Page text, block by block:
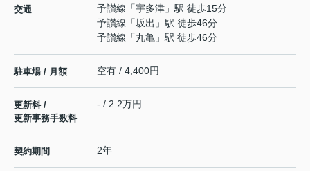
交通 予讃線 「宇多津 」駅 徒歩15分
予讃線 「坂出 」駅 徒歩46分
予讃線 「丸亀 」駅 徒歩46分
駐車場 / 月額 空有 / 4,400円
更新料 /
更新事務手数料
- / 2.2万円
契約期間 2年